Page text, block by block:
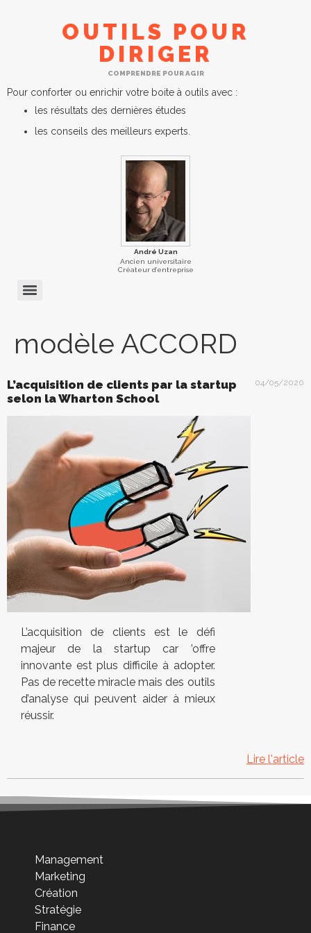
OUTILS POUR
DIRIGER
COMPRENDRE POUR AGIR
Pour conforter ou enrichir votre boite à outils avec :
les résultats des dernières études
les conseils des meilleurs experts.
André Uzan
Ancien universitaire
Créateur d’entreprise
modèle ACCORD
L’acquisition de clients par la startup
selon la Wharton School
04/05/2020
L’acquisition de clients est le défi
majeur de la startup car ’offre
innovante est plus difficile à adopter.
Pas de recette miracle mais des outils
d’analyse qui peuvent aider à mieux
réussir.
Lire l'article
Management
Marketing
Création
Stratégie
Finance